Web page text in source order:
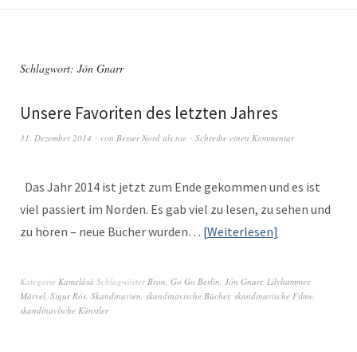
Schlagwort: Jón Gnarr
Unsere Favoriten des letzten Jahres
31. Dezember 2014 von Besser Nord als nie Schreibe einen Kommentar
Das Jahr 2014 ist jet­zt zum Ende gekom­men und es ist
viel passiert im Nor­den. Es gab viel zu lesen, zu sehen und
zu hören – neue Büch­er wur­den… Weit­er­lesen
Kategorie Kamelåså SchlagwörterBron, Go Go Berlin, Jón Gnarr, Lilyhammer,
Märvel, Sigur Rós, Skandinavien, skandinavische Bücher, skandinavische Filme,
skandinavische Künstler